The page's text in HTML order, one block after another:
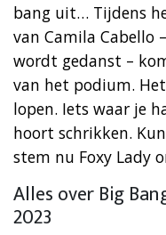
bang uit… Tijdens
van Camila Cabello
wordt gedanst –
van het podium.
lopen. Iets waar je
hoort schrikken.
stem nu Foxy Lady
Alles over Big
2023